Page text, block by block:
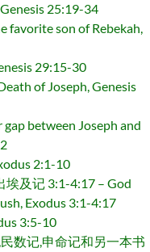
25:19-34
favorite son of Rebekah,
29:15-30
of Joseph, Genesis
between Joseph and
2:1-10
及记 3:1-4:17 – God
Exodus 3:1-4:17
3:5-10
数记,申命记和另一本书